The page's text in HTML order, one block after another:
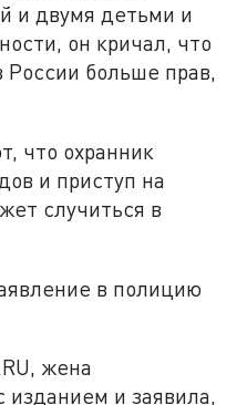
и двумя детьми и
он кричал, что
больше прав,
что охранник
и приступ на
случиться в
в полицию
жена
изданием и заявила,